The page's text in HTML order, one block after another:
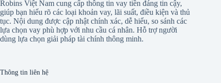
Robins Việt Nam cung cấp thông tin vay tiền đáng tin cậy,
giúp bạn hiểu rõ các loại khoản vay, lãi suất, điều kiện và thủ
tục. Nội dung được cập nhật chính xác, dễ hiểu, so sánh các
lựa chọn vay phù hợp với nhu cầu cá nhân. Hỗ trợ người
dùng lựa chọn giải pháp tài chính thông minh.
Thông tin liên hệ